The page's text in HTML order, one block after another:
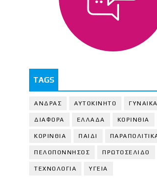
TAGS
ΑΝΔΡΑΣ ΑΥΤΟΚΙΝΗΤΟ ΓΥΝΑΙΚΑ
ΔΙΑΦΟΡΑ ΕΛΛΑΔΑ ΚΟΡΙΝΘΙΑ
ΚΟΡΙΝΘΙA ΠΑΙΔΙ
ΠΕΛΟΠΟΝΝΗΣΟΣ ΠΡΩΤΟΣΕΛΙΔΟ
ΤΕΧΝΟΛΟΓΙΑ ΥΓΕΙΑ